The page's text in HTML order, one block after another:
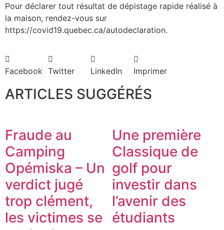
Pour déclarer tout résultat de dépistage rapide réalisé à
la maison, rendez-vous sur
https://covid19.quebec.ca/autodeclaration.
Facebook Twitter LinkedIn Imprimer
ARTICLES SUGGÉRÉS
Fraude au
Camping
Opémiska – Un
verdict jugé
trop clément,
les victimes se
Une première
Classique de
golf pour
investir dans
l’avenir des
étudiants